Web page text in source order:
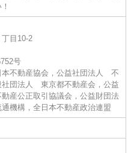
目10-2
号
不動産協会，公益社団法人 不
社団法人 東京都不動産会，公益
産公正取引協議会，公益財団法
機構，全日本不動産政治連盟